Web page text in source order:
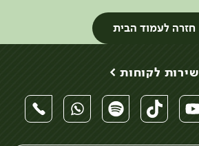
חזרה לעמוד הבית
שירות לקוחות >